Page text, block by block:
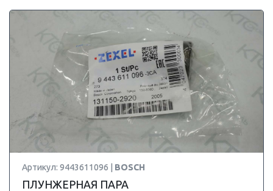
Артикул: 9443611096 | BOSCH
ПЛУНЖЕРНАЯ ПАРА